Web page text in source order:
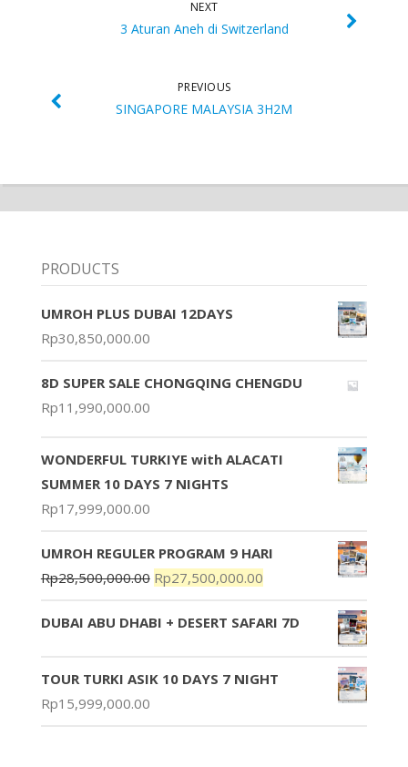
NEXT
3 Aturan Aneh di Switzerland
PREVIOUS
SINGAPORE MALAYSIA 3H2M
PRODUCTS
UMROH PLUS DUBAI 12DAYS
Rp30,850,000.00
8D SUPER SALE CHONGQING CHENGDU
Rp11,990,000.00
WONDERFUL TURKIYE with ALACATI
SUMMER 10 DAYS 7 NIGHTS
Rp17,999,000.00
UMROH REGULER PROGRAM 9 HARI
Rp28,500,000.00 Rp27,500,000.00
DUBAI ABU DHABI + DESERT SAFARI 7D
TOUR TURKI ASIK 10 DAYS 7 NIGHT
Rp15,999,000.00